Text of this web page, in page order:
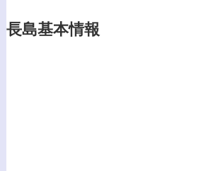
長島基本情報